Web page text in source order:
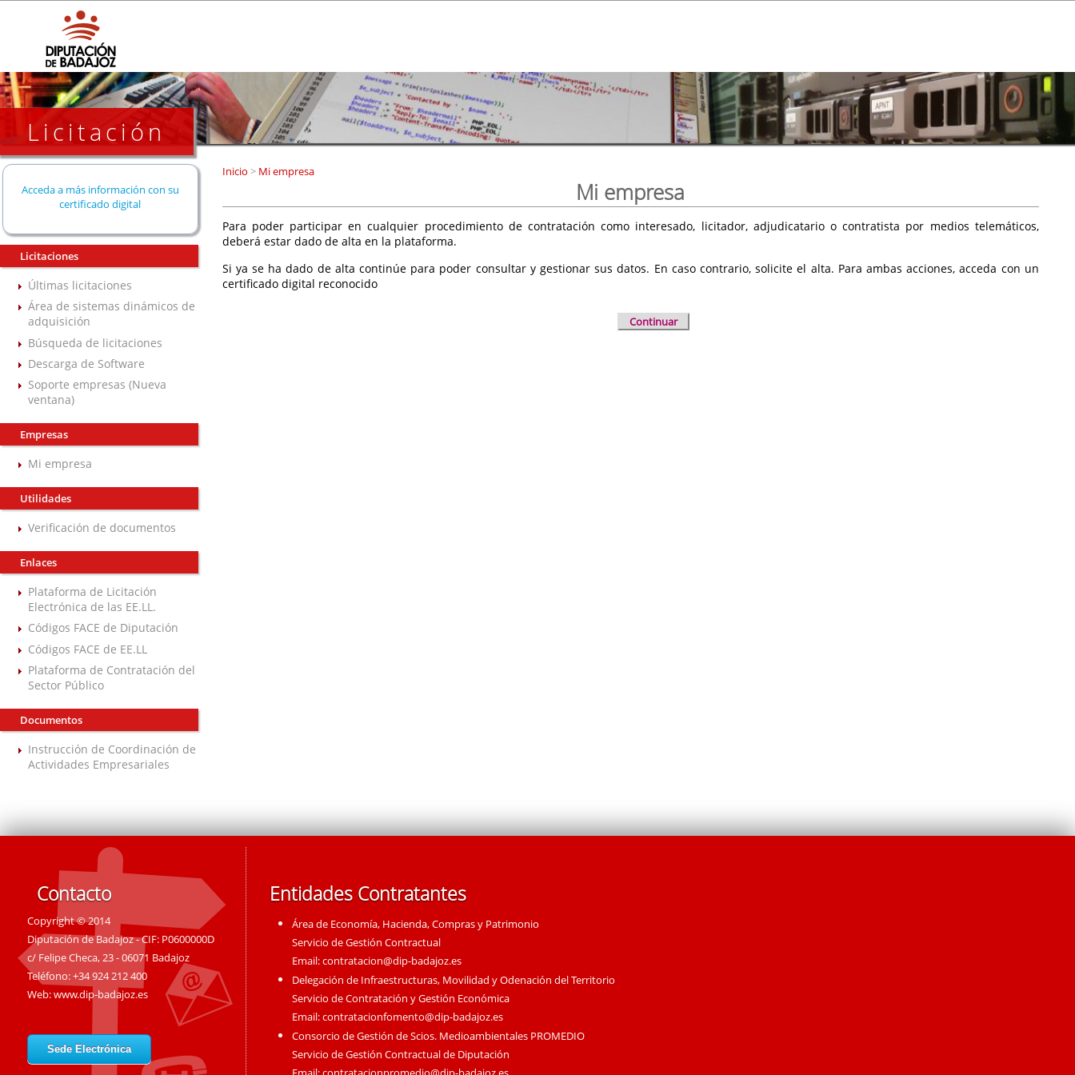
Licitación
Acceda a más información con su
certificado digital
Licitaciones
Últimas licitaciones
Área de sistemas dinámicos de
adquisición
Búsqueda de licitaciones
Descarga de Software
Soporte empresas (Nueva
ventana)
Empresas
Mi empresa
Utilidades
Verificación de documentos
Enlaces
Plataforma de Licitación
Electrónica de las EE.LL.
Códigos FACE de Diputación
Códigos FACE de EE.LL
Plataforma de Contratación del
Sector Público
Documentos
Instrucción de Coordinación de
Actividades Empresariales
Inicio >Mi empresa
Mi empresa
Para poder participar en cualquier procedimiento de contratación como interesado, licitador, adjudicatario o contratista por medios telemáticos,
deberá estar dado de alta en la plataforma.
Si ya se ha dado de alta continúe para poder consultar y gestionar sus datos. En caso contrario, solicite el alta. Para ambas acciones, acceda con un
certificado digital reconocido
Continuar
Contacto
Copyright © 2014
Diputación de Badajoz - CIF: P0600000D
c/ Felipe Checa, 23 - 06071 Badajoz
Teléfono: +34 924 212 400
Web:www.dip-badajoz.es
Sede Electrónica
Entidades Contratantes
Área de Economía, Hacienda, Compras y Patrimonio
Servicio de Gestión Contractual
Email:contratacion@dip-badajoz.es
Delegación de Infraestructuras, Movilidad y Odenación del Territorio
Servicio de Contratación y Gestión Económica
Email:contratacionfomento@dip-badajoz.es
Consorcio de Gestión de Scios. Medioambientales PROMEDIO
Servicio de Gestión Contractual de Diputación